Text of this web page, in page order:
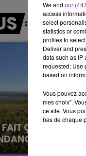
ÇA, MOI
EN...
a débuté ce
We and our
access
select
statistics or
profiles to
Deliver and
data such as IP
requested; Use
based on
Vous pouvez
mes choix".
ce site. Vous
bas de chaque